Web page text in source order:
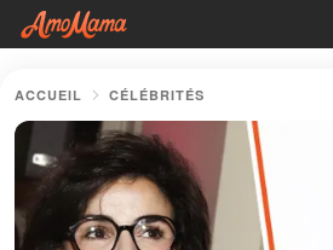
ACCUEIL CÉLÉBRITÉS